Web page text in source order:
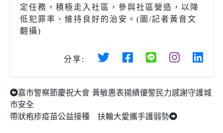
定任務，積極走入社區，參與社區營造，以降
低犯罪率、維持良好的治安。(圖/記者黃音文
翻攝)
分享:
嘉市警察節慶祝大會 黃敏惠表揚績優警民力感謝守護城
市安全
帶狀疱疹疫苗公益接種 扶輪大愛攜手護弱勢